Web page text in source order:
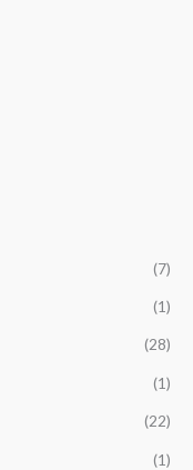
(7)
(1)
(28)
(1)
(22)
(1)